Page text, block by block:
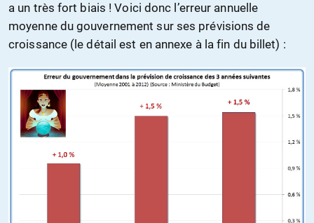
a un très fort biais ! Voici donc l’erreur annuelle
moyenne du gouvernement sur ses prévisions de
croissance (le détail est en annexe à la fin du billet) :